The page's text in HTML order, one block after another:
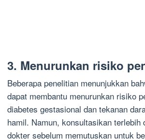
3. Menurunkan risiko
Beberapa penelitian menunjukkan
dapat membantu menurunkan risiko
diabetes gestasional dan tekanan
hamil. Namun, konsultasikan terlebih
dokter sebelum memutuskan untuk